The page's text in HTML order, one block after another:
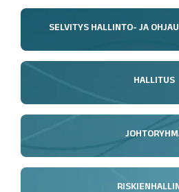
SELVITYS HALLINTO- JA
HALLITUS